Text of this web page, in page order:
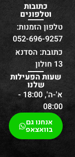
כתובות
וטלפונים
טלפון הזמנות:
052-696-9257
כתובת: הסדנא
13 חולון
שעות הפעילות
שלנו
א'-ה', 18:00 -
08:00
אנחנו גם
בוואצאפ